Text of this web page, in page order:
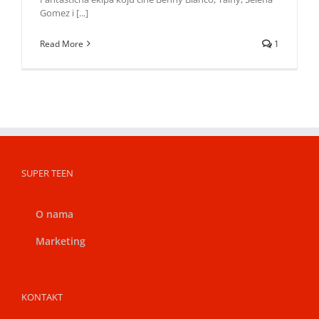
Gomez i [...]
Read More 1
SUPER TEEN
O nama
Marketing
KONTAKT